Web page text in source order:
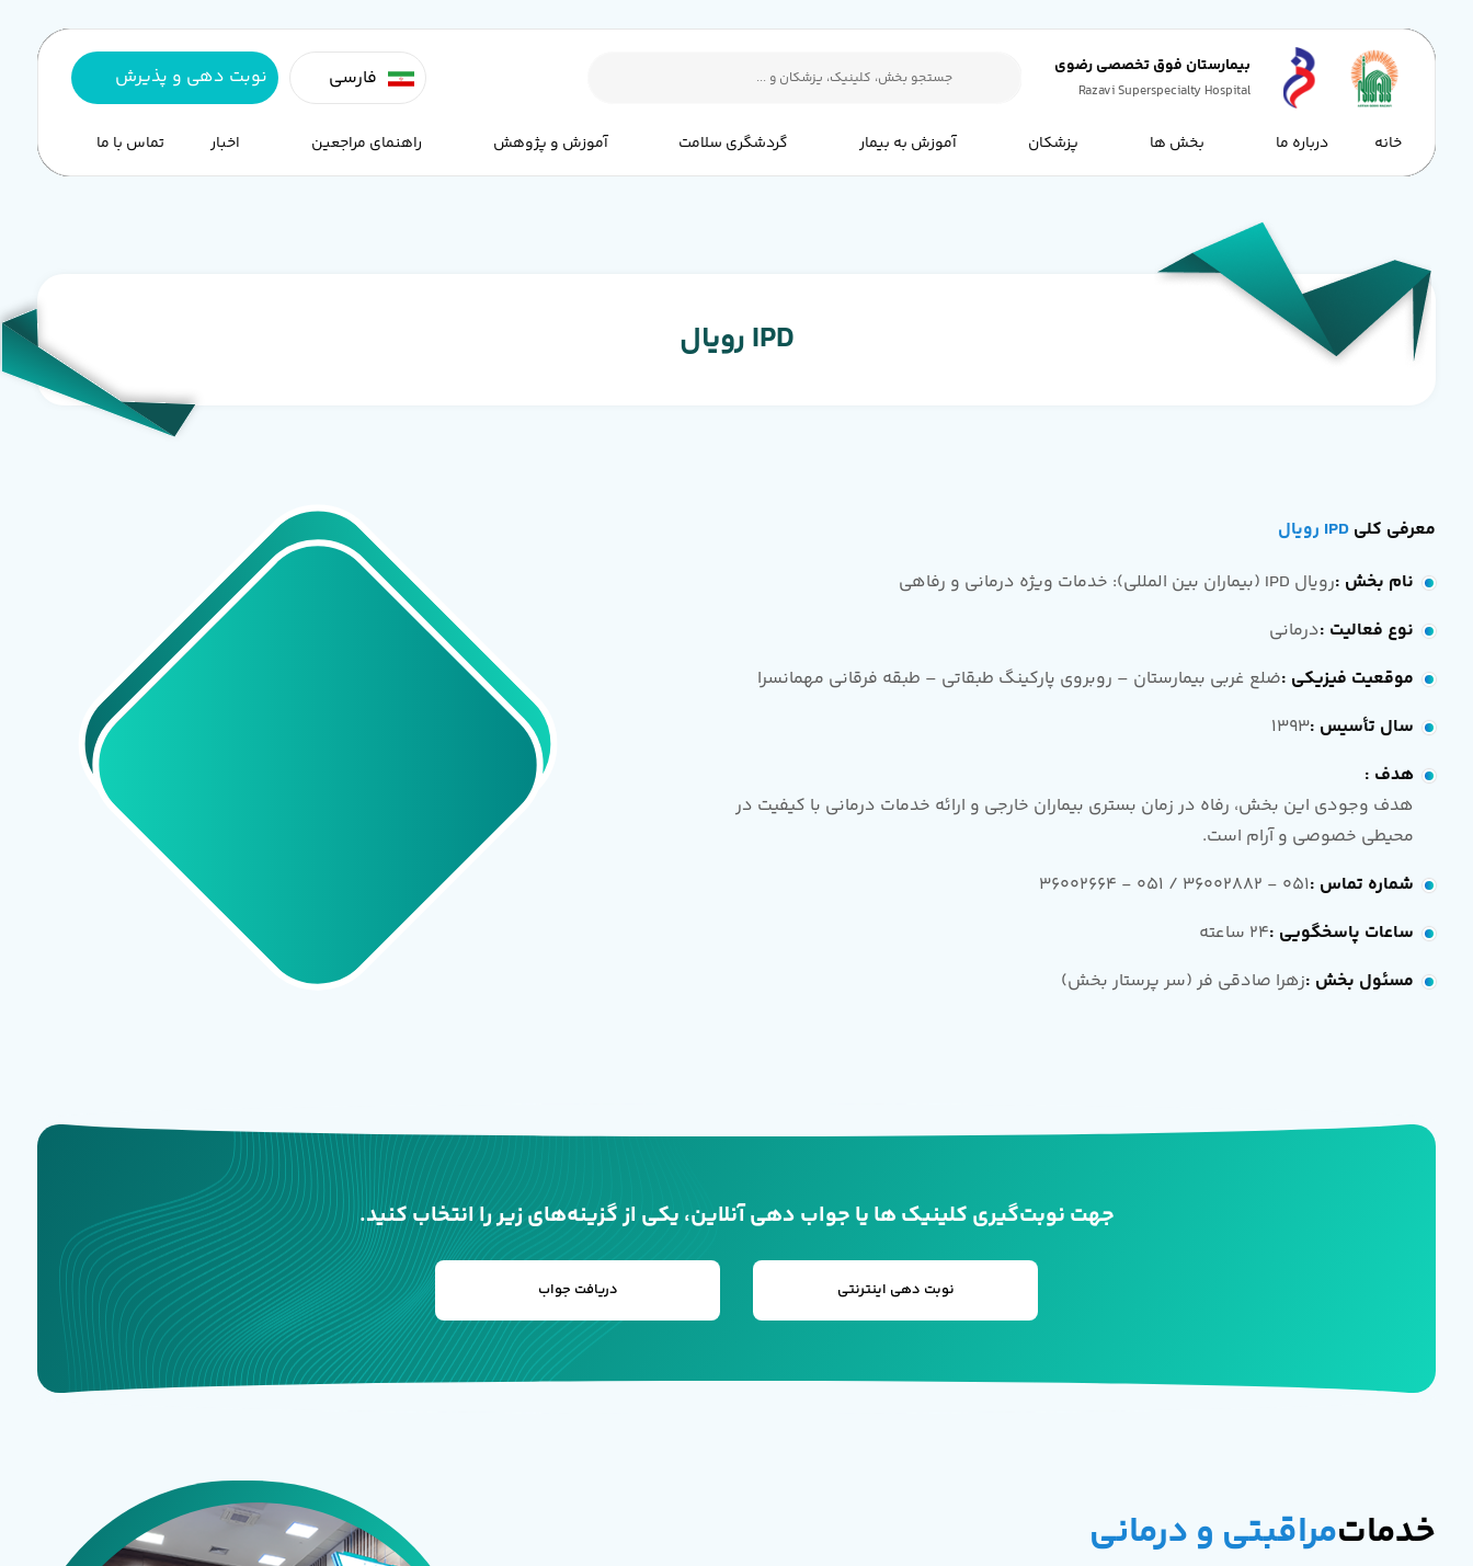
بیمارستان فوق تخصصی رضوی
Razavi Superspecialty Hospital فارسی نوبت دهی و پذیرش
خانه درباره ما بخش ها پزشکان آموزش به بیمار گردشگری سلامت آموزش و پژوهش راهنمای مراجعین اخبار تماس با ما
IPD رویال
معرفی کلی IPD رویال
نام بخش :رویال IPD (بیماران بین المللی): خدمات ویژه درمانی و رفاهی
نوع فعالیت :درمانی
موقعیت فیزیکی :ضلع غربی بیمارستان – روبروی پارکینگ طبقاتی – طبقه فرقانی مهمانسرا
سال تأسیس :
1393
هدف :
هدف وجودی این بخش، رفاه در زمان بستری بیماران خارجی و ارائه خدمات درمانی با کیفیت در
محیطی خصوصی و آرام است.
شماره تماس :
051 - 36002882 / 051 - 36002664
ساعات پاسخگویی :24 ساعته
مسئول بخش :زهرا صادقی فر (سر پرستار بخش)
جهت نوبت‌گیری کلینیک ها یا جواب دهی آنلاین، یکی از گزینه‌های زیر را انتخاب کنید.
نوبت دهی اینترنتی دریافت جواب
خدماتمراقبتی و درمانی